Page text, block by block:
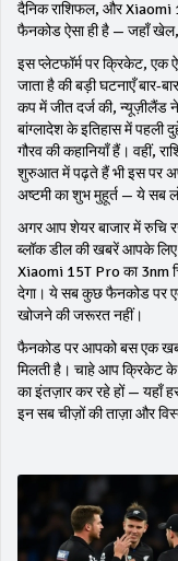
दैनिक राशिफल, और Xiaomi
फैनकोड ऐसा ही है — जहाँ
इस प्लेटफॉर्म परक्रिकेट, एक
जाता हैकी बड़ी घटनाएँ बार-
कप में जीत दर्ज की, न्यूज़ीलैंड
बांग्लादेश के इतिहास में पहली
गौरव की कहानियाँ हैं। वहीं,
शुरुआत में पढ़ते हैंभी इस पर
अष्टमी का शुभ मुहूर्त — ये सब
अगर आप शेयर बाजार में रुचि
ब्लॉक डील की खबरें आपके
Xiaomi 15T Pro का 3nm
देगा। ये सब कुछ फैनकोड पर
खोजने की जरूरत नहीं।
फैनकोड पर आपको बस एक
मिलती है। चाहे आप क्रिकेट के
का इंतज़ार कर रहे हों — यहाँ
इन सब चीज़ों की ताज़ा और